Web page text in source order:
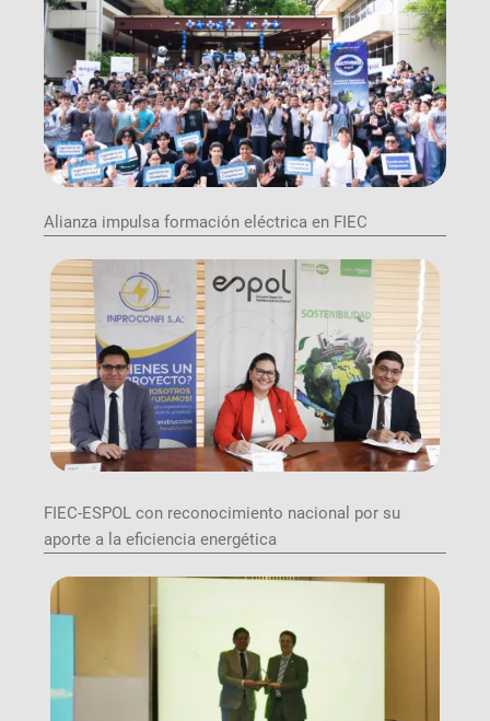
Alianza impulsa formación eléctrica en FIEC
Image
FIEC-ESPOL con reconocimiento nacional por su
aporte a la eficiencia energética
Image